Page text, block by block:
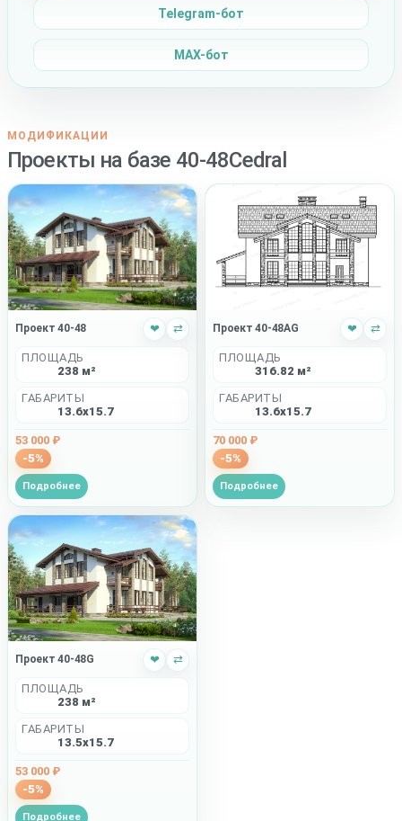
Telegram-бот
MAX-бот
МОДИФИКАЦИИ
Проекты на базе 40-48Cedral
Проект 40-48 ❤ ⇄
ПЛОЩАДЬ
238 м²
ГАБАРИТЫ
13.6x15.7
53 000 ₽
-5%
Подробнее
Проект 40-48AG ❤ ⇄
ПЛОЩАДЬ
316.82 м²
ГАБАРИТЫ
13.6x15.7
70 000 ₽
-5%
Подробнее
Проект 40-48G ❤ ⇄
ПЛОЩАДЬ
238 м²
ГАБАРИТЫ
13.5x15.7
53 000 ₽
-5%
Подробнее